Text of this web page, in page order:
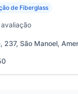
de Fiberglass
avaliação
237, São Manoel,